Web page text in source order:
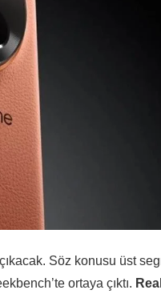
Söz konusu üst
ortaya çıktı.